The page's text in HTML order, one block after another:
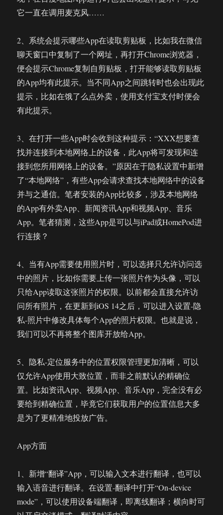
它一直在调用麦克风……
2、系统会提示哪些App在读取剪贴板，比如我在微信
聊天窗口中复制了一个网址，再打开Chrome浏览器，
便会提示Chrome复制自剪贴板，打开能够读取剪贴板
的App均有此提示。当不同App之间跳转时也会出现此
提示，比如在饿了么点外卖，使用支付宝支付时便会
有此提示。
3、在打开一些App时会收到这种提示：“XXX想要查
找并连接到本地网络上的设备，此App将可发现和连
接到您所用网络上的设备。”原因在于隐私设置中新增
了“本地网络”，有些App会请求查找本地网络中的设备
并与之通信。笔者安装的App比较多，涉及本地网络
的App有外卖App、新闻资讯App和视频App、音乐
App。笔者猜测，这些App是可以与iPad或HomePod进
行连接？
4、当有App需要使用照片时，可以选择只允许访问选
中的照片，比如你需要上传一张照片作为头像，可以
只给App读取这张照片的权限。以前都会直接允许访
问所有照片，在更新到iOS 14之后，可以进入设置-隐
私-照片中修改具体每个App的照片权限。也就是说，
我们可以不再将整个图库开放给App。
5、隐私-定位服务中的位置权限管理更加清晰，可以
仅允许App使用大致位置，而非之前默认的精确位
置。比如资讯App、视频App、音乐App，完全没有必
要给到精确位置，毕竟它们获取用户的位置信息大多
是为了更精准地投放广告。
App方面
1、新增“翻译”App，可以输入文本进行翻译，也可以
输入语音进行翻译。在设置-翻译中打开“On-device
mode”，可以使用设备端翻译，即离线翻译；横向时可